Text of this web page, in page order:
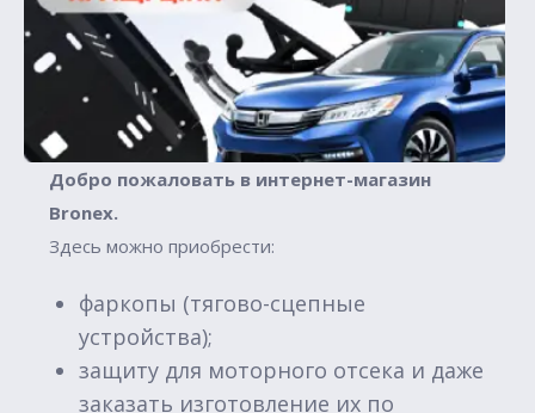
Добро пожаловать в интернет-магазин
Вronex.
Здесь можно приобрести:
фаркопы (тягово-сцепные
устройства);
защиту для моторного отсека и даже
заказать изготовление их по